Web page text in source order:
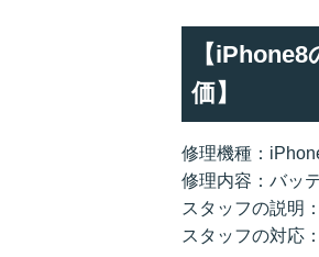
【
価】
修理機種：
修理内容：バッ
スタッフの説明
スタッフの対応